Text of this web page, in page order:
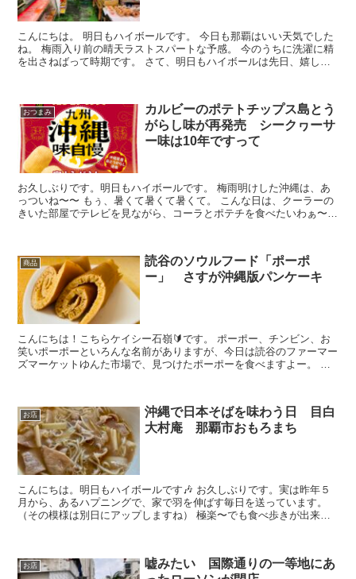
こんにちは。 明日もハイボールです。 今日も那覇はいい天気でした
ね。 梅雨入り前の晴天ラストスパートな予感。 今のうちに洗濯に精
を出さねばって時期です。 さて、明日もハイボールは先日、嬉しい
おつまみ
カルビーのポテトチップス島とう
がらし味が再発売 シークヮーサ
ー味は10年ですって
お久しぶりです。明日もハイボールです。 梅雨明けした沖縄は、あ
っついね〜〜 もぅ、暑くて暑くて暑くて。 こんな日は、クーラーの
きいた部屋でテレビを見ながら、コーラとポテチを食べたいわぁ〜
商品
読谷のソウルフード「ポーポ
ー」 さすが沖縄版パンケーキ
こんにちは！こちらケイシー石嶺🔰です。 ポーポー、チンビン、お
笑いポーポーといろんな名前がありますが、今日は読谷のファーマー
ズマーケットゆんた市場で、見つけたポーポーを食べますよー。 黒
お店
沖縄で日本そばを味わう日 目白
大村庵 那覇市おもろまち
こんにちは。明日もハイボールです🎶 お久しぶりです。実は昨年５
月から、あるハプニングで、家で羽を伸ばす毎日を送っています。
（その模様は別日にアップしますね） 極楽〜でも食べ歩きが出来な
お店
嘘みたい 国際通りの一等地にあ